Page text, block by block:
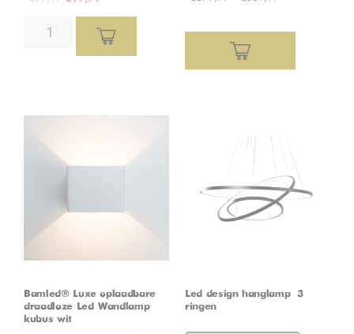
Bamled® Luxe oplaadbare
draadloze Led Wandlamp
kubus wit
Led design hanglamp – 3
ringen